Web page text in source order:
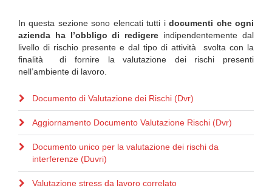
In questa sezione sono elencati tutti idocumenti che ogni
azienda ha l’obbligo di redigere indipendentemente dal
livello di rischio presente e dal tipo di attività svolta con la
finalità di fornire la valutazione dei rischi presenti
nell’ambiente di lavoro.
Documento di Valutazione dei Rischi (Dvr)
Aggiornamento Documento Valutazione Rischi (Dvr)
Documento unico per la valutazione dei rischi da
interferenze (Duvri)
Valutazione stress da lavoro correlato